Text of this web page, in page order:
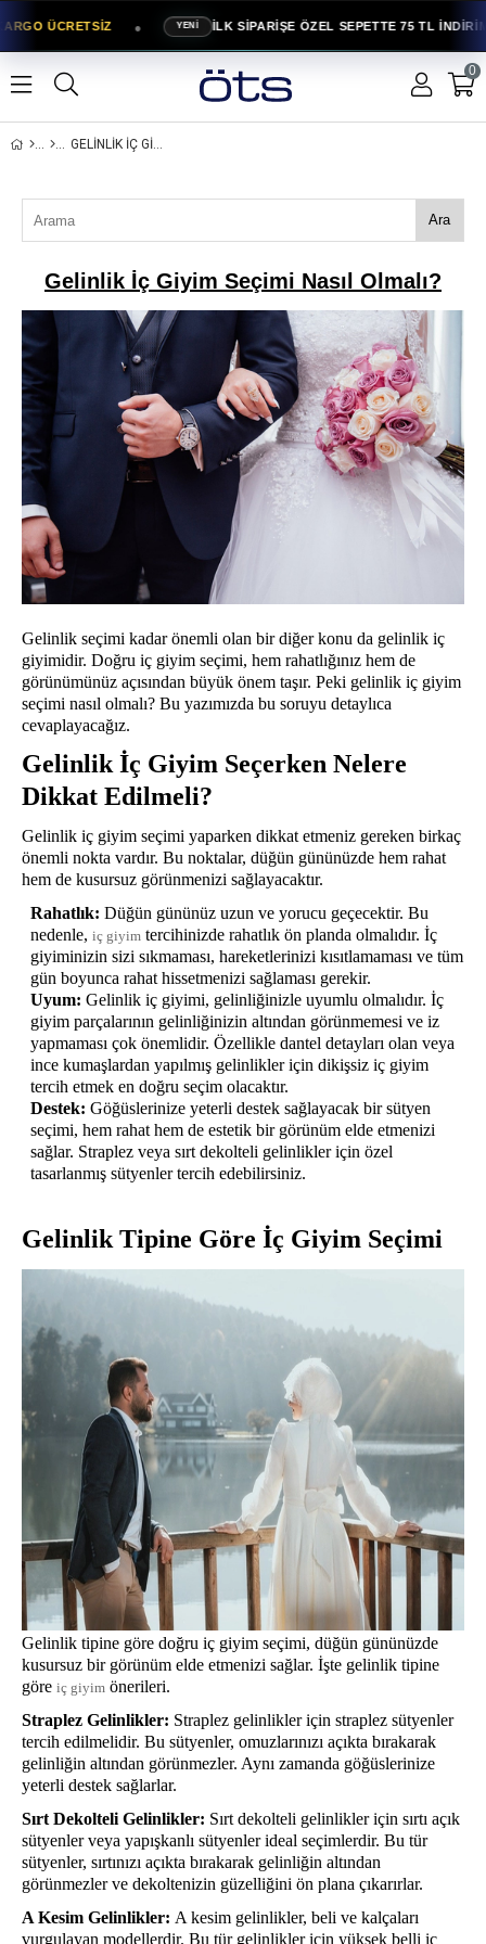
ÜCRETSİZ YENİ İLK SİPARİŞE ÖZEL SEPETTE 75 TL İNDİRİM
0
GELINLIK İÇ GIYIM SEÇIMI NASIL OLMALI?
Ara
Gelinlik İç Giyim Seçimi Nasıl Olmalı?
Gelinlik seçimi kadar önemli olan bir diğer konu da gelinlik iç
giyimidir. Doğru iç giyim seçimi, hem rahatlığınız hem de
görünümünüz açısından büyük önem taşır. Peki gelinlik iç giyim
seçimi nasıl olmalı? Bu yazımızda bu soruyu detaylıca
cevaplayacağız.
Gelinlik İç Giyim Seçerken Nelere
Dikkat Edilmeli?
Gelinlik iç giyim seçimi yaparken dikkat etmeniz gereken birkaç
önemli nokta vardır. Bu noktalar, düğün gününüzde hem rahat
hem de kusursuz görünmenizi sağlayacaktır.
Rahatlık: Düğün gününüz uzun ve yorucu geçecektir. Bu
nedenle, iç giyim tercihinizde rahatlık ön planda olmalıdır. İç
giyiminizin sizi sıkmaması, hareketlerinizi kısıtlamaması ve tüm
gün boyunca rahat hissetmenizi sağlaması gerekir.
Uyum: Gelinlik iç giyimi, gelinliğinizle uyumlu olmalıdır. İç
giyim parçalarının gelinliğinizin altından görünmemesi ve iz
yapmaması çok önemlidir. Özellikle dantel detayları olan veya
ince kumaşlardan yapılmış gelinlikler için dikişsiz iç giyim
tercih etmek en doğru seçim olacaktır.
Destek: Göğüslerinize yeterli destek sağlayacak bir sütyen
seçimi, hem rahat hem de estetik bir görünüm elde etmenizi
sağlar. Straplez veya sırt dekolteli gelinlikler için özel
tasarlanmış sütyenler tercih edebilirsiniz.
Gelinlik Tipine Göre İç Giyim Seçimi
Gelinlik tipine göre doğru iç giyim seçimi, düğün gününüzde
kusursuz bir görünüm elde etmenizi sağlar. İşte gelinlik tipine
göre iç giyim önerileri.
Straplez Gelinlikler: Straplez gelinlikler için straplez sütyenler
tercih edilmelidir. Bu sütyenler, omuzlarınızı açıkta bırakarak
gelinliğin altından görünmezler. Aynı zamanda göğüslerinize
yeterli destek sağlarlar.
Sırt Dekolteli Gelinlikler: Sırt dekolteli gelinlikler için sırtı açık
sütyenler veya yapışkanlı sütyenler ideal seçimlerdir. Bu tür
sütyenler, sırtınızı açıkta bırakarak gelinliğin altından
görünmezler ve dekoltenizin güzelliğini ön plana çıkarırlar.
A Kesim Gelinlikler: A kesim gelinlikler, beli ve kalçaları
vurgulayan modellerdir. Bu tür gelinlikler için yüksek belli iç